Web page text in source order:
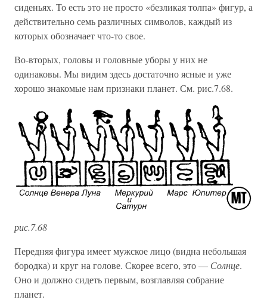
сиденьях. То есть это не просто «безликая толпа» фигур, а
действительно семь различных символов, каждый из
которых обозначает что-то свое.
Во-вторых, головы и головные уборы у них не
одинаковы. Мы видим здесь достаточно ясные и уже
хорошо знакомые нам признаки планет. См. рис.7.68.
рис.7.68
Передняя фигура имеет мужское лицо (видна небольшая
бородка) и круг на голове. Скорее всего, это — Солнце.
Оно и должно сидеть первым, возглавляя собрание
планет.